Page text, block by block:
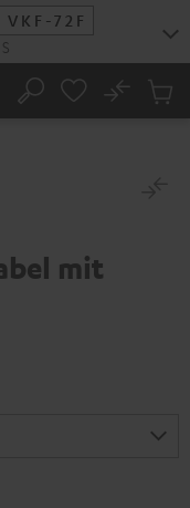
VKF-72F
S
Suche
No
mit